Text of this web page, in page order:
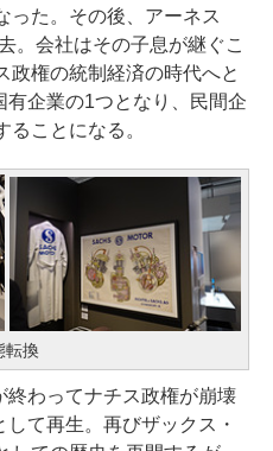
った。その後、アーネス
。会社はその子息が継ぐこ
政権の統制経済の時代へと
企業の1つとなり、民間企
ことになる。
転換
わってナチス政権が崩壊
て再生。再びザックス・